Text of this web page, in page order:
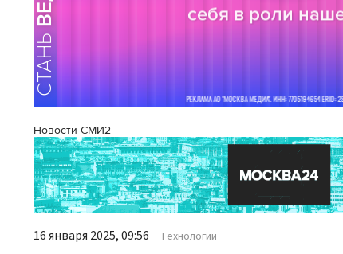
Новости СМИ2
16 января 2025, 09:56 Технологии